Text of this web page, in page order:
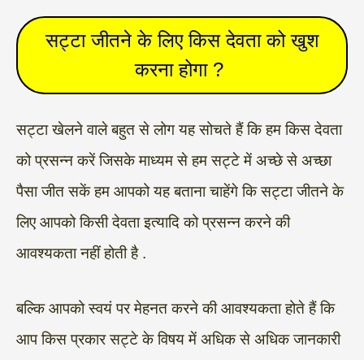
सट्टा जीतने के लिए किस देवता को खुश
करना होगा ?
सट्टा खेलने वाले बहुत से लोग यह सोचते हैं कि हम किस देवता
को प्रसन्न करें जिसके माध्यम से हम सट्टे में अच्छे से अच्छा
पैसा जीत सकें हम आपको यह बताना चाहेंगे कि सट्टा जीतने के
लिए आपको किसी देवता इत्यादि को प्रसन्न करने की
आवश्यकता नहीं होती है .
बल्कि आपको स्वयं पर मेहनत करने की आवश्यकता होते हैं कि
आप किस प्रकार सट्टे के विषय में अधिक से अधिक जानकारी